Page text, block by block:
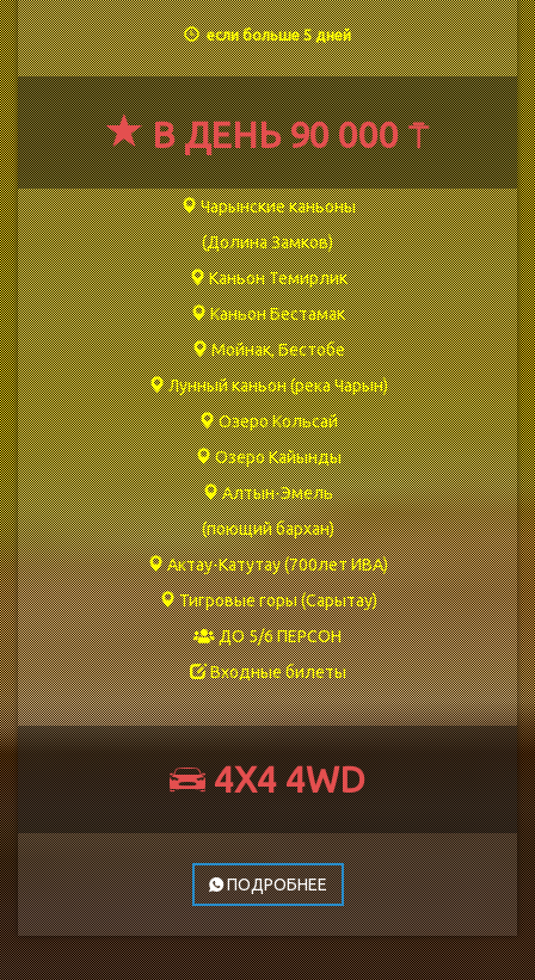
если больше 5 дней
В ДЕНЬ 90 000 ⍑
Чарынские каньоны
(Долина Замков)
Каньон Темирлик
Каньон Бестамак
Мойнак, Бестобе
Лунный каньон (река Чарын)
Озеро Кольсай
Озеро Кайынды
Алтын-Эмель
(поющий бархан)
Актау-Катутау (700лет ИВА)
Тигровые горы (Сарытау)
ДО 5/6 ПЕРСОН
Входные билеты
4Х4 4WD
ПОДРОБНЕЕ